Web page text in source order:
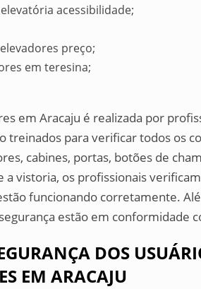
acessibilidade;
preço;
em teresina;
em Aracaju é realizada por
treinados para verificar todos os
cabines, portas, botões de
vistoria, os profissionais
funcionando corretamente.
estão em conformidade
DOS
EM ARACAJU